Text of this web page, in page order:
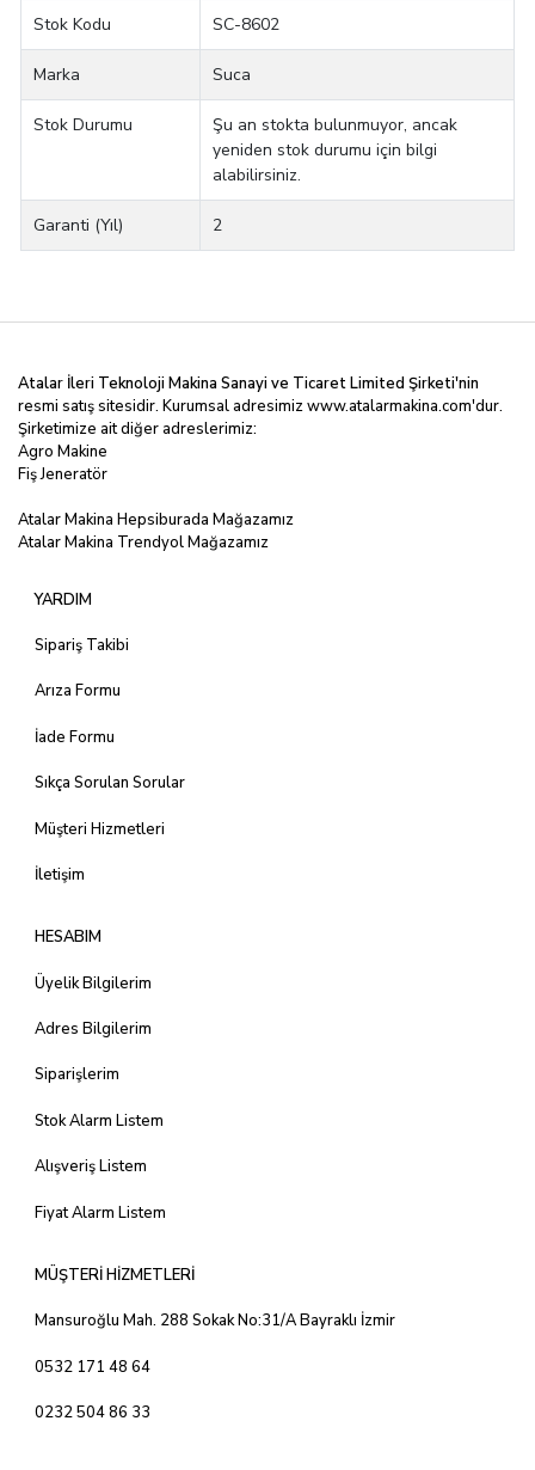
Stok Kodu SC-8602
Marka Suca
Stok Durumu
Şu an stokta bulunmuyor, ancak
yeniden stok durumu için bilgi
alabilirsiniz.
Garanti (Yıl) 2
Atalar İleri Teknoloji Makina Sanayi ve Ticaret Limited Şirketi'nin
resmi satış sitesidir. Kurumsal adresimizwww.atalarmakina.com'dur.
Şirketimize ait diğer adreslerimiz:
Agro Makine
Fiş Jeneratör
Atalar Makina Hepsiburada Mağazamız
Atalar Makina Trendyol Mağazamız
YARDIM
Sipariş Takibi
Arıza Formu
İade Formu
Sıkça Sorulan Sorular
Müşteri Hizmetleri
İletişim
HESABIM
Üyelik Bilgilerim
Adres Bilgilerim
Siparişlerim
Stok Alarm Listem
Alışveriş Listem
Fiyat Alarm Listem
MÜŞTERİ HİZMETLERİ
Mansuroğlu Mah. 288 Sokak No:31/A Bayraklı İzmir
0532 171 48 64
0232 504 86 33